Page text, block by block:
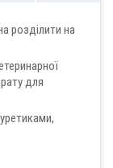
розділити на
для